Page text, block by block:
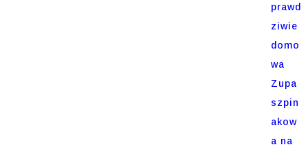
prawd
ziwie
domo
wa
Zupa
szpin
akow
a na